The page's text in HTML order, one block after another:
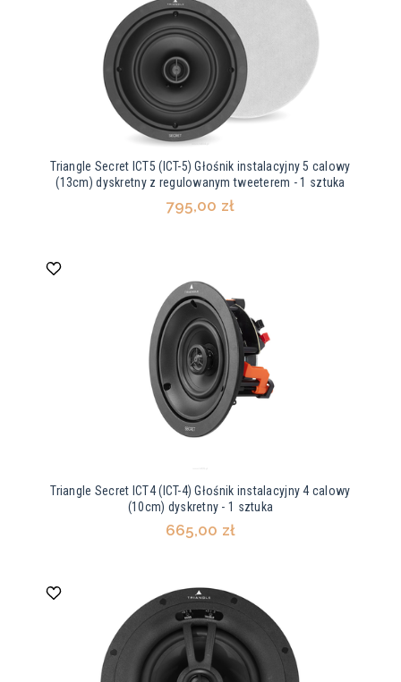
Triangle Secret ICT5 (ICT-5) Głośnik instalacyjny 5 calowy
(13cm) dyskretny z regulowanym tweeterem - 1 sztuka
795,00 zł
Triangle Secret ICT4 (ICT-4) Głośnik instalacyjny 4 calowy
(10cm) dyskretny - 1 sztuka
665,00 zł